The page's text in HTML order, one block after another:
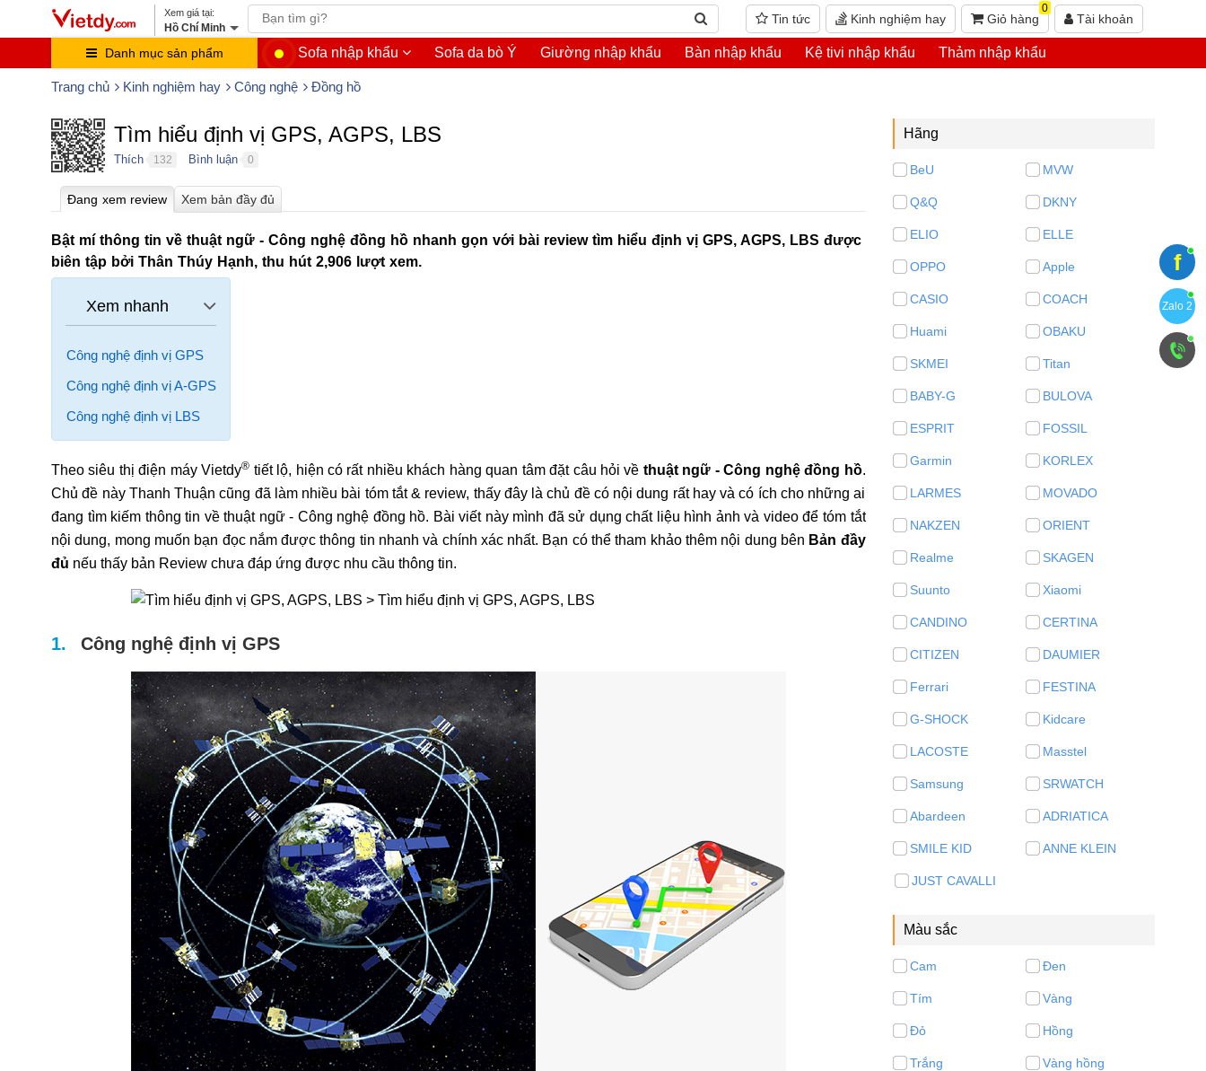
Hồ Chí Minh
Tin tức Kinh nghiệm hay Giỏ hàng
0
Tài khoản
Danh mục sản phẩm Sofa nhập khẩu Sofa da bò Ý Giường nhập khẩu Bàn nhập khẩu Kệ tivi nhập khẩu Thảm nhập khẩu
Trang chủ Kinh nghiệm hay Công nghệ Đồng hồ
Hãng
BeU MVW
Q&Q DKNY
ELIO ELLE
OPPO Apple
CASIO COACH
Huami OBAKU
SKMEI Titan
BABY-G BULOVA
ESPRIT FOSSIL
Garmin KORLEX
LARMES MOVADO
NAKZEN ORIENT
Realme SKAGEN
Suunto Xiaomi
CANDINO CERTINA
CITIZEN DAUMIER
Ferrari FESTINA
G-SHOCK Kidcare
LACOSTE Masstel
Samsung SRWATCH
Abardeen ADRIATICA
SMILE KID ANNE KLEIN
JUST CAVALLI
Màu sắc
Cam Đen
Tím Vàng
Đỏ Hồng
Trắng Vàng hồng
Tìm hiểu định vị GPS, AGPS, LBS
Thích 132 Bình luận 0
Bật mí thông tin về thuật ngữ - Công nghệ đồng hồ nhanh gọn với bài review tìm hiểu định vị GPS, AGPS, LBS được
biên tập bởi Thân Thúy Hạnh, thu hút 2,906 lượt xem.
Công nghệ định vị GPS
Công nghệ định vị A-GPS
Công nghệ định vị LBS
Theo siêu thị điện máy Vietdy® tiết lộ, hiện có rất nhiều khách hàng quan tâm đặt câu hỏi về thuật ngữ - Công nghệ đồng hồ.
Chủ đề này Thanh Thuận cũng đã làm nhiều bài tóm tắt & review, thấy đây là chủ đề có nội dung rất hay và có ích cho những ai
đang tìm kiếm thông tin về thuật ngữ - Công nghệ đồng hồ. Bài viết này mình đã sử dụng chất liệu hình ảnh và video để tóm tắt
nội dung, mong muốn bạn đọc nắm được thông tin nhanh và chính xác nhất. Bạn có thể tham khảo thêm nội dung bên Bản đầy
đủ nếu thấy bản Review chưa đáp ứng được nhu cầu thông tin.
Công nghệ định vị GPS
f
Zalo 2